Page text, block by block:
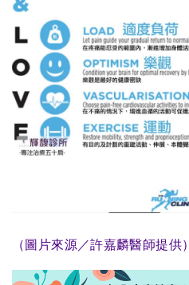
（圖片來源／許嘉麟醫師提供）